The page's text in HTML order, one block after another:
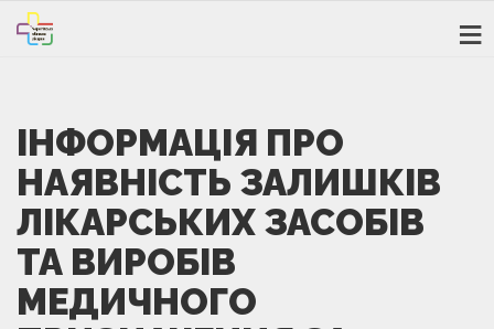
ІНФОРМАЦІЯ ПРО
НАЯВНІСТЬ ЗАЛИШКІВ
ЛІКАРСЬКИХ ЗАСОБІВ
ТА ВИРОБІВ
МЕДИЧНОГО